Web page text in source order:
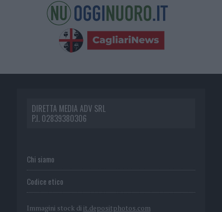
DIRETTA MEDIA ADV SRL
P.I. 02839380306
Chi siamo
Codice etico
Immagini stock di it.depositphotos.com